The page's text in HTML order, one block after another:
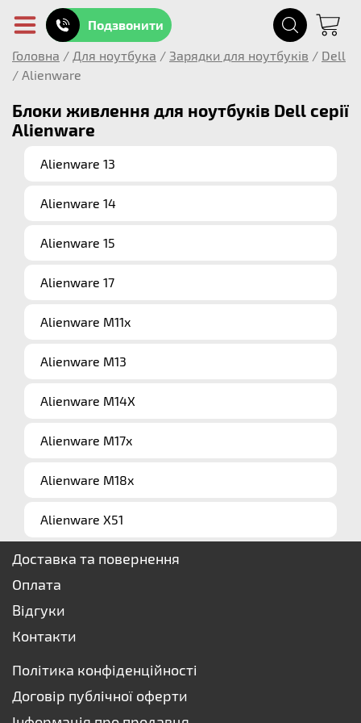
Подзвонити
Головна / Для ноутбука / Зарядки для ноутбуків / Dell
/ Alienware
Блоки живлення для ноутбуків Dell серії
Alienware
Alienware 13
Alienware 14
Alienware 15
Alienware 17
Alienware M11x
Alienware M13
Alienware M14X
Alienware M17x
Alienware M18x
Alienware X51
Доставка та повернення
Оплата
Відгуки
Контакти
Політика конфіденційності
Договір публічної оферти